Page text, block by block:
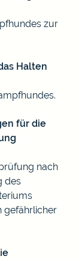
zur
Halten
für die
nach
des
gefährlicher